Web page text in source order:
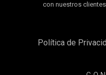
con nuestros
Política de